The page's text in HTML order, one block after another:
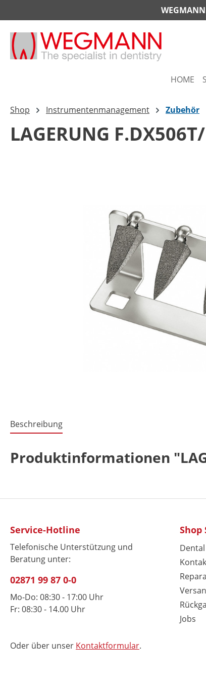
Zur Hauptnavigation springenWEGMANN
HOME
Shop Instrumentenmanagement Zubehör
LAGERUNG
Beschreibung
Produktinformationen
Service-Hotline
Telefonische Unterstützung und
Beratung unter:
02871 99 87 0-0
Mo-Do: 08:30 - 17:00 Uhr
Fr: 08:30 - 14.00 Uhr
Oder über unser Kontaktformular.
Shop
Jobs